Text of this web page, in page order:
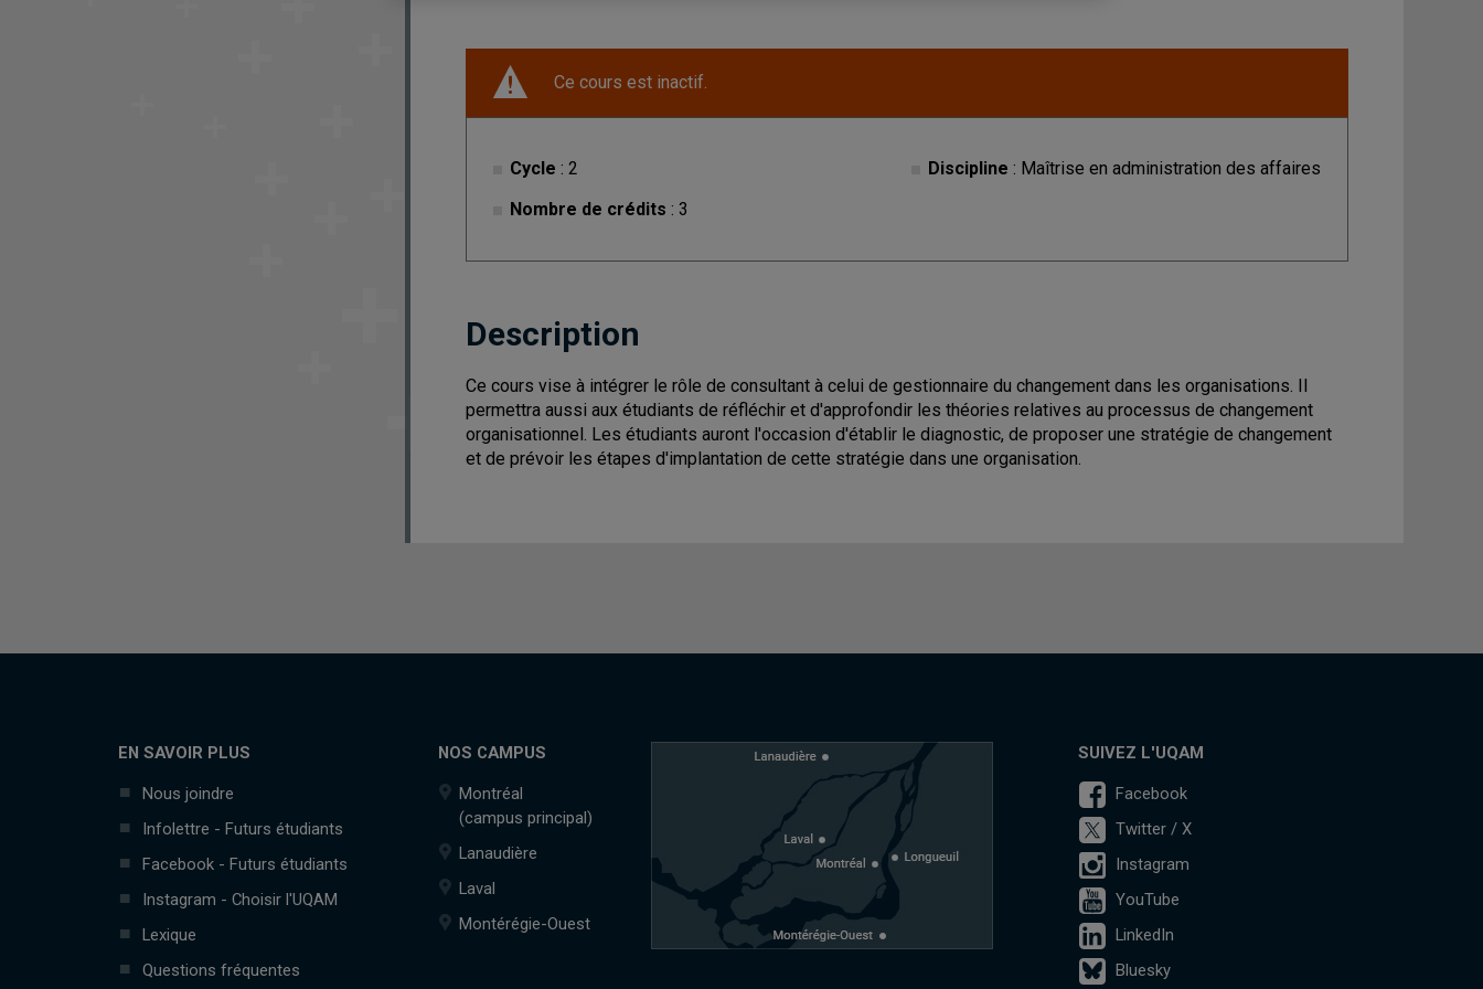
Ce cours est inactif.
Cycle : 2
Nombre de crédits : 3
Discipline : Maîtrise en administration des affaires
Description
Ce cours vise à intégrer le rôle de consultant à celui de gestionnaire du changement dans les organisations. Il
permettra aussi aux étudiants de réfléchir et d'approfondir les théories relatives au processus de changement
organisationnel. Les étudiants auront l'occasion d'établir le diagnostic, de proposer une stratégie de changement
et de prévoir les étapes d'implantation de cette stratégie dans une organisation.
EN SAVOIR PLUS
Nous joindre
Infolettre - Futurs étudiants
Facebook - Futurs étudiants
Instagram - Choisir l'UQAM
Lexique
Questions fréquentes
NOS CAMPUS
Montréal
(campus principal)
Lanaudière
Laval
Montérégie-Ouest
SUIVEZ L'UQAM
Facebook
Twitter / X
Instagram
YouTube
LinkedIn
Bluesky